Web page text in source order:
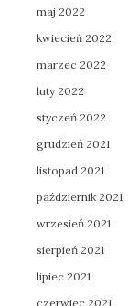
maj 2022
kwiecień 2022
marzec 2022
luty 2022
styczeń 2022
grudzień 2021
listopad 2021
październik 2021
wrzesień 2021
sierpień 2021
lipiec 2021
czerwiec 2021